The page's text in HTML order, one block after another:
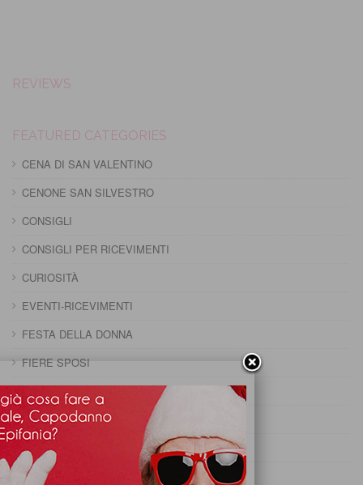
REVIEWS
FEATURED CATEGORIES
CENA DI SAN VALENTINO
CENONE SAN SILVESTRO
CONSIGLI
CONSIGLI PER RICEVIMENTI
CURIOSITÀ
EVENTI-RICEVIMENTI
FESTA DELLA DONNA
FIERE SPOSI
INIZIATIVE
MENU FESTE
PRANZO 25 APRILE
PRANZO CAPODANNO